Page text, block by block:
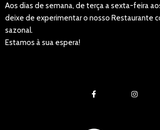
Aos dias de semana, de terça a sexta-feira
deixe de experimentar o nosso Restaurante
sazonal.
Estamos à sua espera!